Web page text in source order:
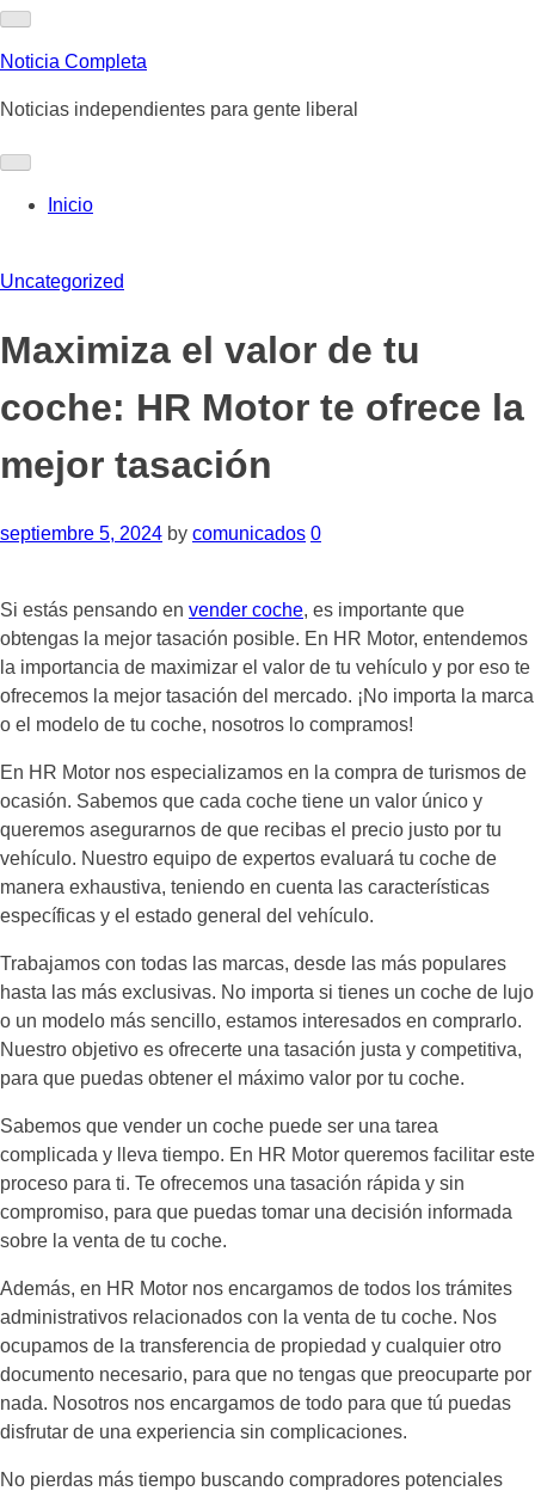
Skip
content
Noticia Completa
Noticias independientes para gente liberal
Inicio
Uncategorized
Maximiza el valor de tu
coche: HR Motor te ofrece la
mejor tasación
septiembre 5, 2024 by comunicados 0
Si estás pensando en vender coche, es importante que
obtengas la mejor tasación posible. En HR Motor, entendemos
la importancia de maximizar el valor de tu vehículo y por eso te
ofrecemos la mejor tasación del mercado. ¡No importa la marca
o el modelo de tu coche, nosotros lo compramos!
En HR Motor nos especializamos en la compra de turismos de
ocasión. Sabemos que cada coche tiene un valor único y
queremos asegurarnos de que recibas el precio justo por tu
vehículo. Nuestro equipo de expertos evaluará tu coche de
manera exhaustiva, teniendo en cuenta las características
específicas y el estado general del vehículo.
Trabajamos con todas las marcas, desde las más populares
hasta las más exclusivas. No importa si tienes un coche de lujo
o un modelo más sencillo, estamos interesados en comprarlo.
Nuestro objetivo es ofrecerte una tasación justa y competitiva,
para que puedas obtener el máximo valor por tu coche.
Sabemos que vender un coche puede ser una tarea
complicada y lleva tiempo. En HR Motor queremos facilitar este
proceso para ti. Te ofrecemos una tasación rápida y sin
compromiso, para que puedas tomar una decisión informada
sobre la venta de tu coche.
Además, en HR Motor nos encargamos de todos los trámites
administrativos relacionados con la venta de tu coche. Nos
ocupamos de la transferencia de propiedad y cualquier otro
documento necesario, para que no tengas que preocuparte por
nada. Nosotros nos encargamos de todo para que tú puedas
disfrutar de una experiencia sin complicaciones.
No pierdas más tiempo buscando compradores potenciales